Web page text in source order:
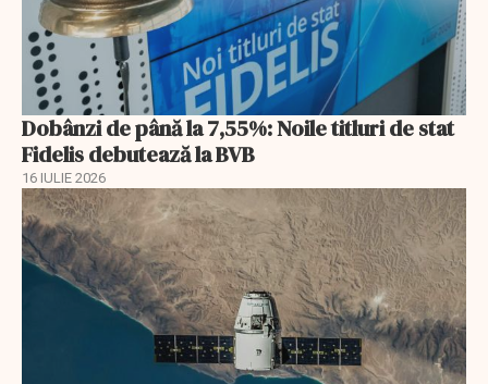
Dobânzi de până la 7,55%: Noile titluri de stat
Fidelis debutează la BVB
16 IULIE 2026